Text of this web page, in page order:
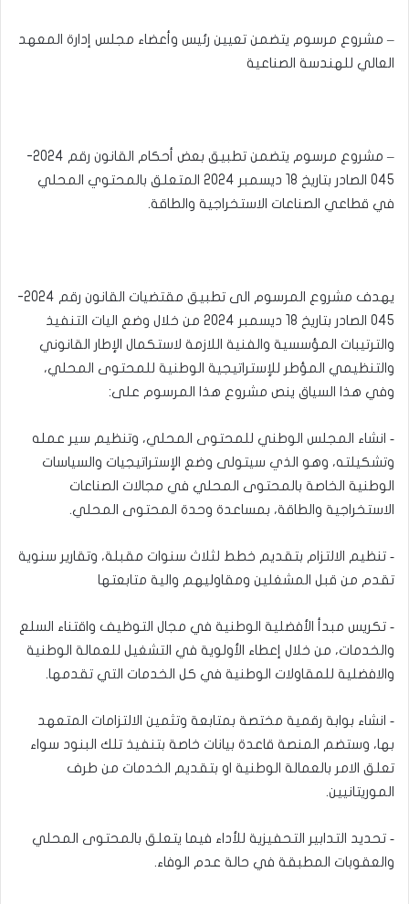
– مشروع مرسوم يتضمن تعيين رئيس وأعضاء مجلس إدارة المعهد
العالي للهندسة الصناعية
– مشروع مرسوم يتضمن تطبيق بعض أحكام القانون رقم 2024-
045 الصادر بتاريخ 18 ديسمبر 2024 المتعلق بالمحتوي المحلي
في قطاعي الصناعات الاستخراجية والطاقة.
يهدف مشروع المرسوم الى تطبيق مقتضيات القانون رقم 2024-
045 الصادر بتاريخ 18 ديسمبر 2024 من خلال وضع اليات التنفيذ
والترتيبات المؤسسية والفنية اللازمة لاستكمال الإطار القانوني
والتنظيمي المؤطر للإستراتيجية الوطنية للمحتوى المحلي،
وفي هذا السياق ينص مشروع هذا المرسوم على:
‐ انشاء المجلس الوطني للمحتوى المحلي، وتنظيم سير عمله
وتشكيلته، وهو الذي سيتولى وضع الإستراتيجيات والسياسات
الوطنية الخاصة بالمحتوى المحلي في مجالات الصناعات
الاستخراجية والطاقة، بمساعدة وحدة المحتوى المحلي.
‐ تنظيم الالتزام بتقديم خطط لثلاث سنوات مقبلة، وتقارير سنوية
تقدم من قبل المشغلين ومقاوليهم والية متابعتها
‐ تكريس مبدأ الأفضلية الوطنية في مجال التوظيف واقتناء السلع
والخدمات، من خلال إعطاء الأولوية في التشغيل للعمالة الوطنية
والافضلية للمقاولات الوطنية في كل الخدمات التي تقدمها.
‐ انشاء بوابة رقمية مختصة بمتابعة وتثمين الالتزامات المتعهد
بها، وستضم المنصة قاعدة بيانات خاصة بتنفيذ تلك البنود سواء
تعلق الامر بالعمالة الوطنية او بتقديم الخدمات من طرف
الموريتانيين.
‐ تحديد التدابير التحفيزية للأداء فيما يتعلق بالمحتوى المحلي
والعقوبات المطبقة في حالة عدم الوفاء.